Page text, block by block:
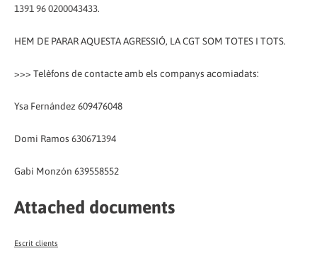
1391 96 0200043433.
HEM DE PARAR AQUESTA AGRESSIÓ, LA CGT SOM TOTES I TOTS.
>>> Telèfons de contacte amb els companys acomiadats:
Ysa Fernández 609476048
Domi Ramos 630671394
Gabi Monzón 639558552
Attached documents
Escrit clients